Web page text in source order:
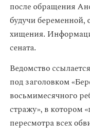
после обращения
будучи беременной,
хищения.
сената.
Ведомство
под заголовком
восьмимесячного
стражу», в котором
пересмотра всех